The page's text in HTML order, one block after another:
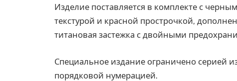
Изделие поставляется в комплекте с
текстурой и красной прострочкой,
титановая застежка с двойными
Специальное издание ограничено серией
порядковой нумерацией.